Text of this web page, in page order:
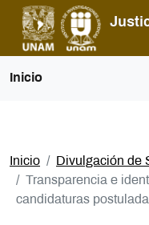
Inicio
Inicio
Divulgación de
Transparencia e
candidaturas